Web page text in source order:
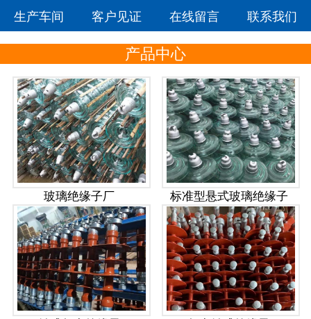
客户见证
联系我们
生产车间 客户见证 在线留言 联系我们
产品中心
玻璃绝缘子厂 标准型悬式玻璃绝缘子